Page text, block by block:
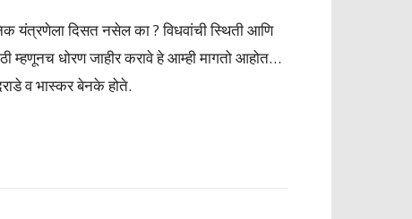
यंत्रणेला दिसत नसेल का ? विधवांची स्थिती आणि
म्हणूनच धोरण जाहीर करावे हे आम्ही मागतो आहोत…
व भास्कर बेनके होते.